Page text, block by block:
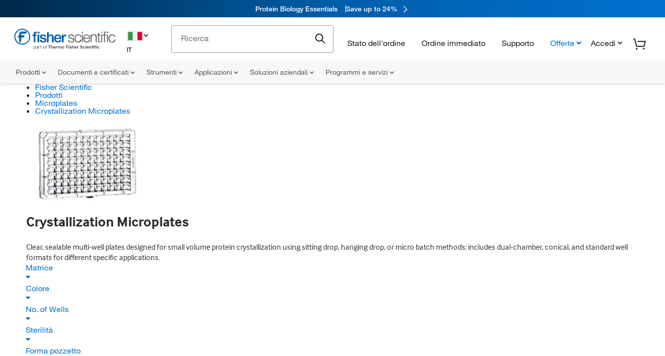
Protein Biology Essentials Save up to 24%
IT
Stato dell'ordine Ordine immediato Supporto Offerte Accedi
Prodotti Documenti e certificati Strumenti Applicazioni Soluzioni aziendali Programmi e servizi
Fisher Scientific
Prodotti
Microplates
Crystallization Microplates
Crystallization Microplates
Clear, sealable multi-well plates designed for small volume protein crystallization using sitting drop, hanging drop, or micro batch methods; includes dual-chamber, conical, and standard well
formats for different specific applications.
Matrice
Colore
No. of Wells
Sterilità
Forma pozzetto